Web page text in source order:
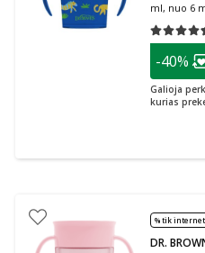
ml, nuo 6
Vidutinis
-40%
Galioja
kurias
% tik
DR.